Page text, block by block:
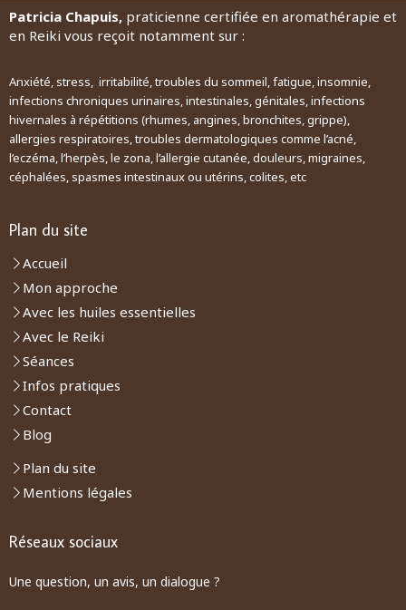
Patricia Chapuis, praticienne certifiée en aromathérapie et
en Reiki vous reçoit notamment sur :
Anxiété, stress, irritabilité, troubles du sommeil, fatigue, insomnie,
infections chroniques urinaires, intestinales, génitales, infections
hivernales à répétitions (rhumes, angines, bronchites, grippe),
allergies respiratoires, troubles dermatologiques comme l’acné,
l’eczéma, l’herpès, le zona, l’allergie cutanée, douleurs, migraines,
céphalées, spasmes intestinaux ou utérins, colites, etc
Plan du site
Accueil
Mon approche
Avec les huiles essentielles
Avec le Reiki
Séances
Infos pratiques
Contact
Blog
Plan du site
Mentions légales
Réseaux sociaux
Une question, un avis, un dialogue ?